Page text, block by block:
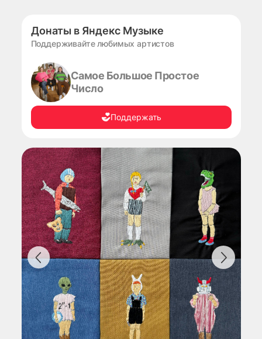
Донаты в Яндекс Музыке
Поддерживайте любимых артистов
Самое Большое Простое
Число
Поддержать